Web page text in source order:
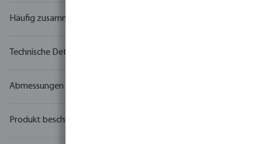
Häufig zusammen gekauft
Technische Details
Abmessungen
Produkt beschreibung